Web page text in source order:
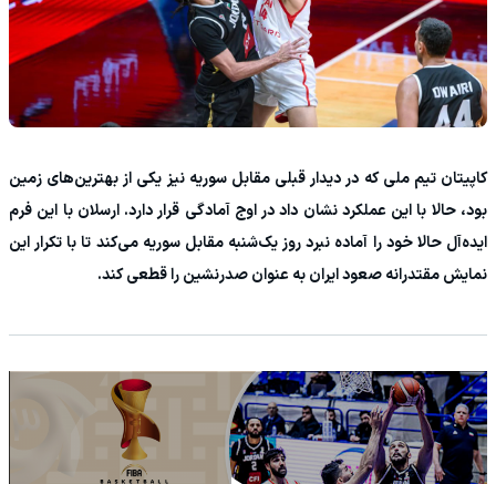
‏کاپیتان تیم ملی که در دیدار قبلی مقابل سوریه نیز یکی از بهترین‌های زمین
بود، حالا با این عملکرد نشان داد در اوج آمادگی قرار دارد. ارسلان با این فرم
ایده‌آل حالا خود را آماده نبرد روز یک‌شنبه مقابل سوریه می‌کند تا با تکرار این
نمایش مقتدرانه صعود ایران به عنوان صدرنشین را قطعی کند.